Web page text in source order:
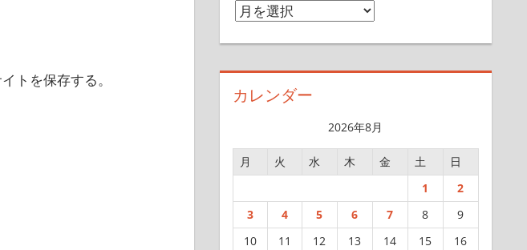
トを保存する。
ア
ブ
カレンダー
2026年8月
月 火 水 木 金 土
日
1
2
3
4 5 6 7 8
9
10
11 12 13 14 15
16